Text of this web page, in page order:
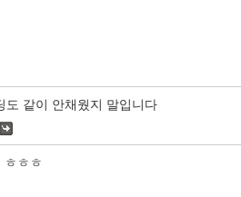
도 같이 안채웠지 말입니다
ㅎㅎㅎ